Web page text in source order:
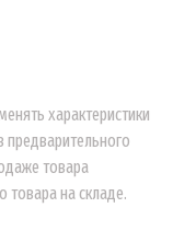
характеристики
предварительного
товара
товара на складе.